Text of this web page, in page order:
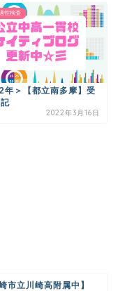
性検査
年＞【都立南多摩】受
2022年3月16日
市立川崎高附属中】